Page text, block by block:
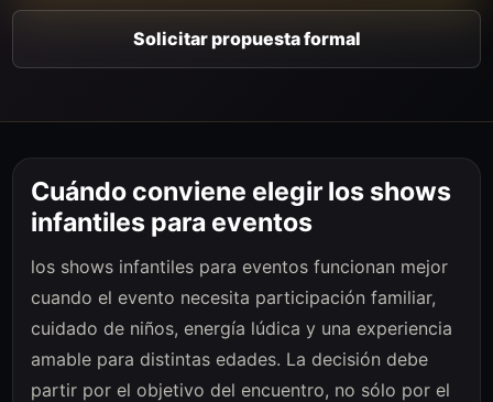
Solicitar propuesta formal
Cuándo conviene elegir los shows
infantiles para eventos
los shows infantiles para eventos funcionan mejor
cuando el evento necesita participación familiar,
cuidado de niños, energía lúdica y una experiencia
amable para distintas edades. La decisión debe
partir por el objetivo del encuentro, no sólo por el